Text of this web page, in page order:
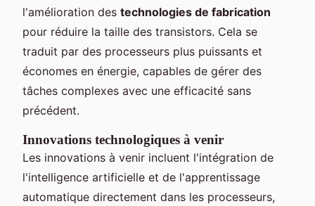
l'amélioration des technologies de fabrication
pour réduire la taille des transistors. Cela se
traduit par des processeurs plus puissants et
économes en énergie, capables de gérer des
tâches complexes avec une efficacité sans
précédent.
Innovations technologiques à venir
Les innovations à venir incluent l'intégration de
l'intelligence artificielle et de l'apprentissage
automatique directement dans les processeurs,